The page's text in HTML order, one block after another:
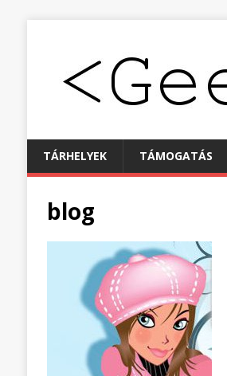
TÁRHELYEK TÁMOGATÁS
blog